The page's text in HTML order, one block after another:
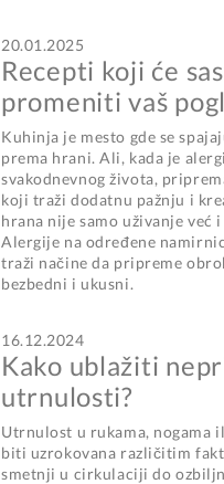
20.01.2025
Recepti koji će
promeniti vaš
Kuhinja je mesto gde se
prema hrani. Ali, kada je
svakodnevnog života,
koji traži dodatnu pažnju i
hrana nije samo uživanje
Alergije na određene
traži načine da pripreme
bezbedni i ukusni.
16.12.2024
Kako ublažiti
utrnulosti?
Utrnulost u rukama, nogama
biti uzrokovana različitim
smetnji u cirkulaciji do